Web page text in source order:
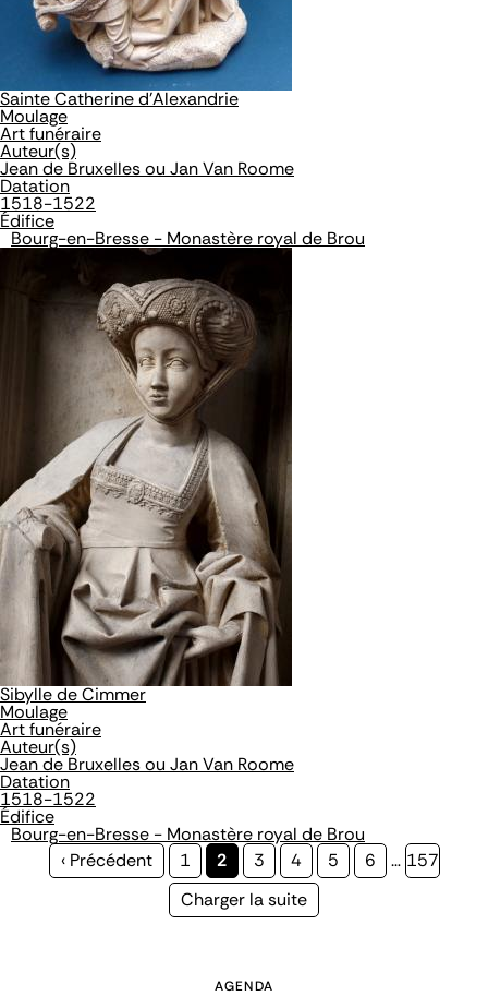
Sainte Catherine d'Alexandrie
Moulage
Art funéraire
Auteur(s)
Jean de Bruxelles ou Jan Van Roome
Datation
1518-1522
Édifice
Bourg-en-Bresse - Monastère royal de Brou
Sibylle de Cimmer
Moulage
Art funéraire
Auteur(s)
Jean de Bruxelles ou Jan Van Roome
Datation
1518-1522
Édifice
Bourg-en-Bresse - Monastère royal de Brou
Page
‹ Précédent Page
1
Page
courante
2 Page
3 Page
4 Page
5 Page
6 … Page
157
Page
Charger la suite
AGENDA